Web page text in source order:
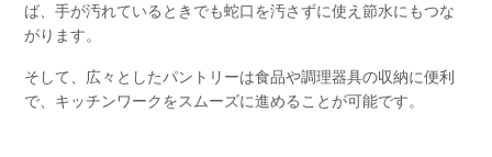
ば、手が汚れているときでも蛇口を汚さずに使え節水にもつな
がります。
そして、広々としたパントリーは食品や調理器具の収納に便利
で、キッチンワークをスムーズに進めることが可能です。